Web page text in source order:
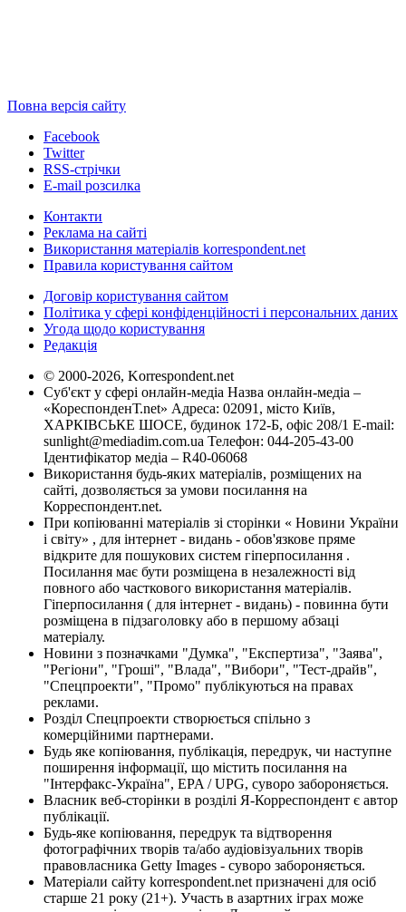
Повна версія сайту
Facebook
Twitter
RSS-стрічки
E-mail розсилка
Контакти
Реклама на сайті
Використання матеріалів korrespondent.net
Правила користування сайтом
Договір користування сайтом
Політика у сфері конфіденційності і персональних даних
Угода щодо користування
Редакція
© 2000-2026, Korrespondent.net
Суб'єкт у сфері онлайн-медіа Назва онлайн-медіа –
«КореспонденТ.net» Адреса: 02091, місто Київ,
ХАРКІВСЬКЕ ШОСЕ, будинок 172-Б, офіс 208/1 E-mail:
sunlight@mediadim.com.ua Телефон: 044-205-43-00
Ідентифікатор медіа – R40-06068
Використання будь-яких матеріалів, розміщених на
сайті, дозволяється за умови посилання на
Корреспондент.net.
При копіюванні матеріалів зі сторінки « Новини України
і світу» , для інтернет - видань - обов'язкове пряме
відкрите для пошукових систем гіперпосилання .
Посилання має бути розміщена в незалежності від
повного або часткового використання матеріалів.
Гіперпосилання ( для інтернет - видань) - повинна бути
розміщена в підзаголовку або в першому абзаці
матеріалу.
Новини з позначками "Думка", "Експертиза", "Заява",
"Регіони", "Гроші", "Влада", "Вибори", "Тест-драйв",
"Спецпроекти", "Промо" публікуються на правах
реклами.
Розділ Спецпроекти створюється спільно з
комерційними партнерами.
Будь яке копіювання, публікація, передрук, чи наступне
поширення інформації, що містить посилання на
"Інтерфакс-Україна", EPA / UPG, суворо забороняється.
Власник веб-сторінки в розділі Я-Корреспондент є автор
публікації.
Будь-яке копіювання, передрук та відтворення
фотографічних творів та/або аудіовізуальних творів
правовласника Getty Images - суворо забороняється.
Матеріали сайту korrespondent.net призначені для осіб
старше 21 року (21+). Участь в азартних іграх може